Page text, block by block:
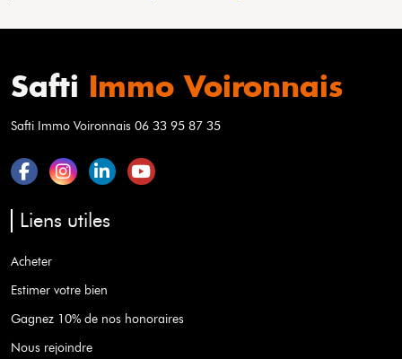
Safti Immo Voironnais
Safti Immo Voironnais 06 33 95 87 35
Liens utiles
Acheter
Estimer votre bien
Gagnez 10% de nos honoraires
Nous rejoindre